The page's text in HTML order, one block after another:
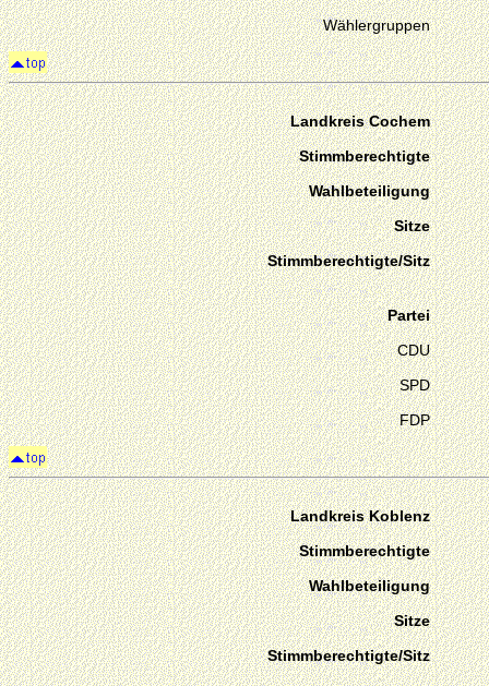
Wählergruppen
Landkreis Cochem
Stimmberechtigte
Wahlbeteiligung
Sitze
Stimmberechtigte/Sitz
Partei
CDU
SPD
FDP
Landkreis Koblenz
Stimmberechtigte
Wahlbeteiligung
Sitze
Stimmberechtigte/Sitz